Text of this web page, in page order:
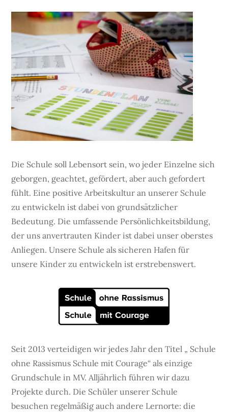
Die Schule soll Lebensort sein, wo jeder Einzelne sich
geborgen, geachtet, gefördert, aber auch gefordert
fühlt. Eine positive Arbeitskultur an unserer Schule
zu entwickeln ist dabei von grundsätzlicher
Bedeutung. Die umfassende Persönlichkeitsbildung,
der uns anvertrauten Kinder ist dabei unser oberstes
Anliegen. Unsere Schule als sicheren Hafen für
unsere Kinder zu entwickeln ist erstrebenswert.
Seit 2013 verteidigen wir jedes Jahr den Titel „ Schule
ohne Rassismus Schule mit Courage“ als einzige
Grundschule in MV. Alljährlich führen wir dazu
Projekte durch. Die Schüler unserer Schule
besuchen regelmäßig auch andere Lernorte: die